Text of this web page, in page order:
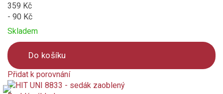
359 Kč
- 90 Kč
Skladem
Do košíku
Přidat k porovnání
Product